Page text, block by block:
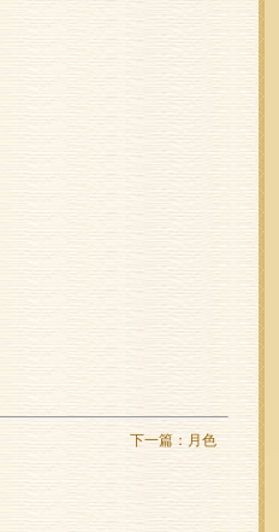
下一篇： 月色